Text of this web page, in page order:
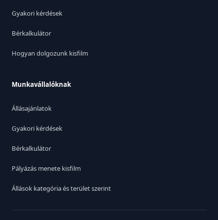
Gyakori kérdések
Bérkalkulátor
Hogyan dolgozunk kisfilm
Munkavállalóknak
Állásajánlatok
Gyakori kérdések
Bérkalkulátor
Pályázás menete kisfilm
Állások kategória és terület szerint